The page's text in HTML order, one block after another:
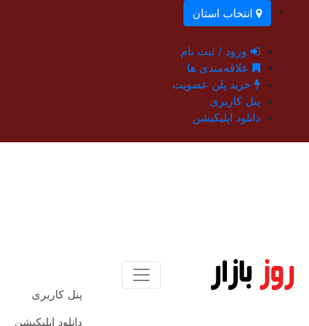
ورود / ثبت نام
علاقه‌مندی ها
خرید پلن عضویت
پنل کاربری
دانلود اپلیکیشن
پنل کاربری
دانلود اپلیکیشن